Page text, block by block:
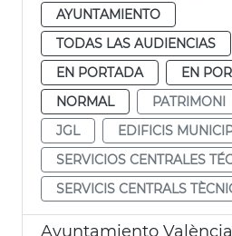
AYUNTAMIENTO
TODAS LAS AUDIENCIAS
EN PORTADA
EN
NORMAL
PATRIMONI
JGL
EDIFICIS
SERVICIOS CENTRALES
SERVICIS CENTRALS